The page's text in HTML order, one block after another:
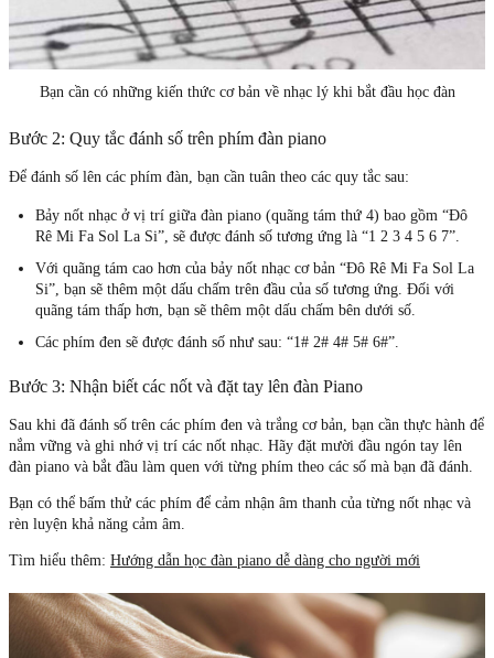
Bạn cần có những kiến thức cơ bản về nhạc lý khi bắt đầu học đàn
Bước 2: Quy tắc đánh số trên phím đàn piano
Để đánh số lên các phím đàn, bạn cần tuân theo các quy tắc sau:
Bảy nốt nhạc ở vị trí giữa đàn piano (quãng tám thứ 4) bao gồm “Đô
Rê Mi Fa Sol La Si”, sẽ được đánh số tương ứng là “1 2 3 4 5 6 7”.
Với quãng tám cao hơn của bảy nốt nhạc cơ bản “Đô Rê Mi Fa Sol La
Si”, bạn sẽ thêm một dấu chấm trên đầu của số tương ứng. Đối với
quãng tám thấp hơn, bạn sẽ thêm một dấu chấm bên dưới số.
Các phím đen sẽ được đánh số như sau: “1# 2# 4# 5# 6#”.
Bước 3: Nhận biết các nốt và đặt tay lên đàn Piano
Sau khi đã đánh số trên các phím đen và trắng cơ bản, bạn cần thực hành để
nắm vững và ghi nhớ vị trí các nốt nhạc. Hãy đặt mười đầu ngón tay lên
đàn piano và bắt đầu làm quen với từng phím theo các số mà bạn đã đánh.
Bạn có thể bấm thử các phím để cảm nhận âm thanh của từng nốt nhạc và
rèn luyện khả năng cảm âm.
Tìm hiểu thêm: Hướng dẫn học đàn piano dễ dàng cho người mới